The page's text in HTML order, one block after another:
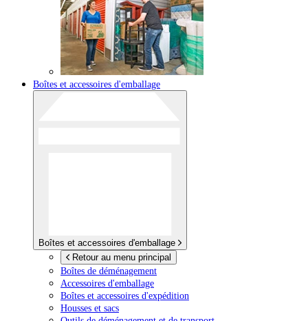
Boîtes et accessoires d'emballage
Boîtes et accessoires d'emballage
Retour au menu principal
Boîtes de déménagement
Accessoires d'emballage
Boîtes et accessoires d'expédition
Housses et sacs